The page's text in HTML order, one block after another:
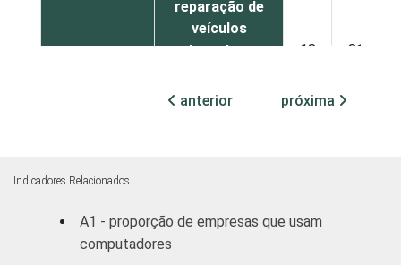
reparação de
veículos
automotores,
pessoais e
18 81
Transporte,
armazenagem
anterior próxima
Indicadores Relacionados
A1 - proporção de empresas que usam
computadores